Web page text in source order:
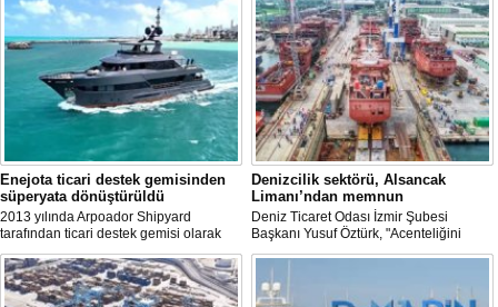
Enejota ticari destek gemisinden
süperyata dönüştürüldü
2013 yılında Arpoador Shipyard
tarafından ticari destek gemisi olarak
inşa edilen Enejota explorer süperyata
dönüştürülerek sahibine teslim edildi.
Denizcilik sektörü, Alsancak
Limanı’ndan memnun
Deniz Ticaret Odası İzmir Şubesi
Başkanı Yusuf Öztürk, "Acenteliğini
yaptığımız gemi sayesinde süreci
baştan sona takip etme fırsatı buldum.
İlk günden itibaren hizmet anlayışındaki
değişimi hissettik. Operasyonlar çok